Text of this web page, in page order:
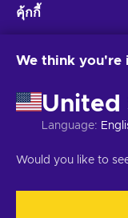
ลิขสิทธิ์ © 2026 Eneba. ส
คุ้กกี้
รวบรวมและวิเคราะห์
บุคคลของคุณอาจถูกน
การคลิก 'ยอมรับทั้งหม
พันธมิตรใช้เทคโนโล
สำหรับข้อมูลเพิ่มเติมเ
We think you're
United
Language:
Would you like to